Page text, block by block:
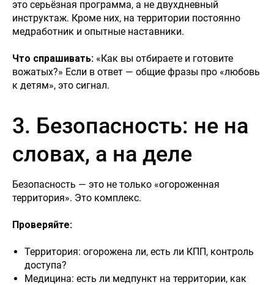
это серьёзная программа, а не двухдневный
инструктаж. Кроме них, на территории постоянно
медработник и опытные наставники.
Что спрашивать: «Как вы отбираете и готовите
вожатых?» Если в ответ — общие фразы про «любовь
к детям», это сигнал.
3. Безопасность: не на
словах, а на деле
Безопасность — это не только «огороженная
территория». Это комплекс.
Проверяйте:
Территория: огорожена ли, есть ли КПП, контроль
доступа?
Медицина: есть ли медпункт на территории, как